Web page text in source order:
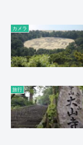
カメラ
旅行